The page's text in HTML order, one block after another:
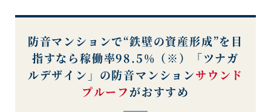
防音マンションで“鉄壁の資産形成”を目
指すなら稼働率98.5%（※）「ツナガ
ルデザイン」の防音マンションサウンド
プルーフがおすすめ